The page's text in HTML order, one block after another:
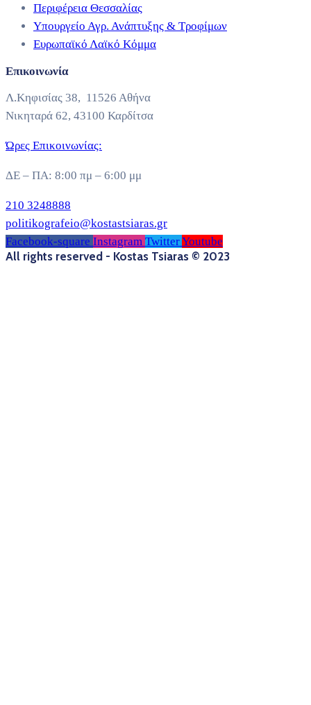
Περιφέρεια Θεσσαλίας
Υπουργείο Αγρ. Ανάπτυξης & Τροφίμων
Ευρωπαϊκό Λαϊκό Κόμμα
Επικοινωνία
Λ.Κηφισίας 38, 11526 Αθήνα
Νικηταρά 62, 43100 Καρδίτσα
Ώρες Επικοινωνίας:
ΔΕ – ΠΑ: 8:00 πμ – 6:00 μμ
210 3248888
politikografeio@kostastsiaras.gr
Facebook-square Instagram TwitterYoutube
All rights reserved - Kostas Tsiaras © 2023